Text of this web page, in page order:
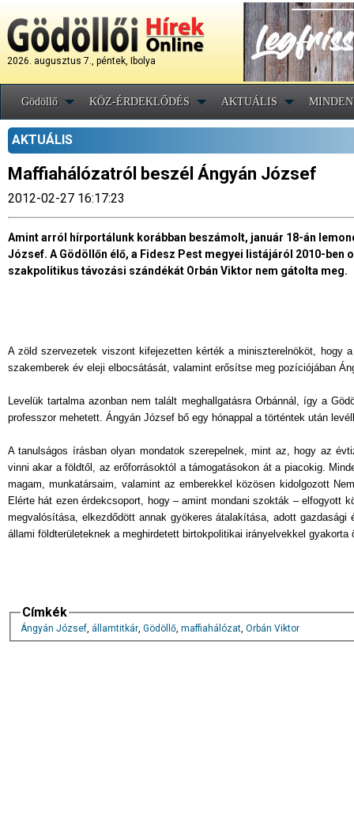
2026. augusztus 7., péntek, Ibolya
Gödöllő KÖZ-ÉRDEKLŐDÉS AKTUÁLIS
AKTUÁLIS
Maffiahálózatról beszél Ángyán József
2012-02-27 16:17:23
Amint arról hírportálunk korábban beszámolt, január 18-án
József. A Gödöllőn élő, a Fidesz Pest megyei listájáról 2010-
szakpolitikus távozási szándékát Orbán Viktor nem gátolta meg.
A zöld szervezetek viszont kifejezetten kérték a miniszterelnököt, hogy
szakemberek év eleji elbocsátását, valamint erősítse meg pozíciójában
Levelük tartalma azonban nem talált meghallgatásra Orbánnál, így a
professzor mehetett. Ángyán József bő egy hónappal a történtek után
A tanulságos írásban olyan mondatok szerepelnek, mint az, hogy az
vinni akar a földtől, az erőforrásoktól a támogatásokon át a piacokig.
magam, munkatársaim, valamint az emberekkel közösen kidolgozott
Elérte hát ezen érdekcsoport, hogy – amint mondani szokták – elfogyott
megvalósítása, elkezdődött annak gyökeres átalakítása, adott
állami földterületeknek a meghirdetett birtokpolitikai irányelvekkel
Címkék
Ángyán József, államtitkár, Gödöllő, maffiahálózat, Orbán Viktor